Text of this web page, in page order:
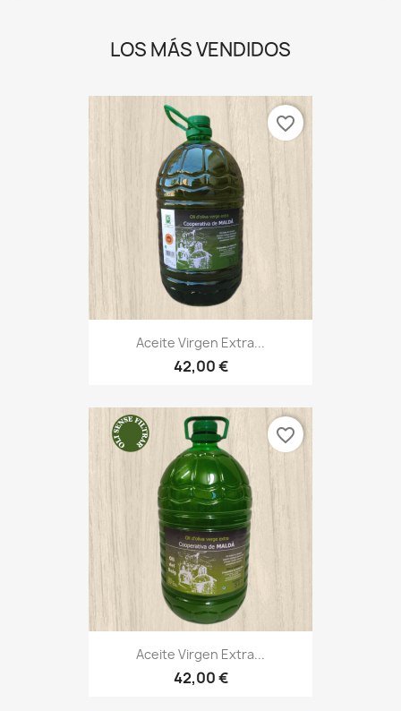
LOS MÁS VENDIDOS
Aceite Virgen Extra...
42,00 €
favorite_border
Aceite Virgen Extra...
42,00 €
favorite_border